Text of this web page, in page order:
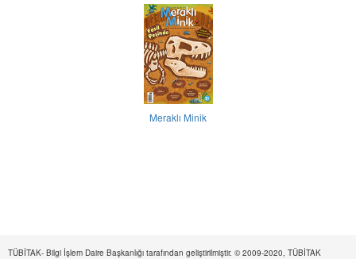
Meraklı Minik
TÜBİTAK- Bilgi İşlem Daire Başkanlığı tarafından geliştirilmiştir. © 2009-2020, TÜBİTAK